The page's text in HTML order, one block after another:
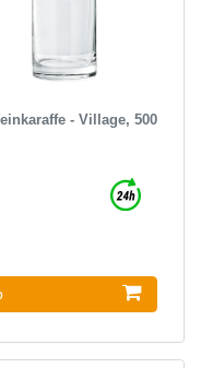
- Village, 500